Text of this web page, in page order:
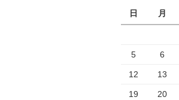
日
月
5 6
12 13
19 20